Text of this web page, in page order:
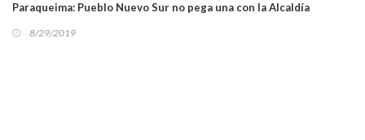
Paraqueima: Pueblo Nuevo Sur no pega una con la Alcaldía
8/29/2019